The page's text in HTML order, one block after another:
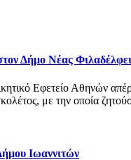
Δήμο Νέας
Εφετείο Αθηνών
με την οποία
Ιωαννιτών